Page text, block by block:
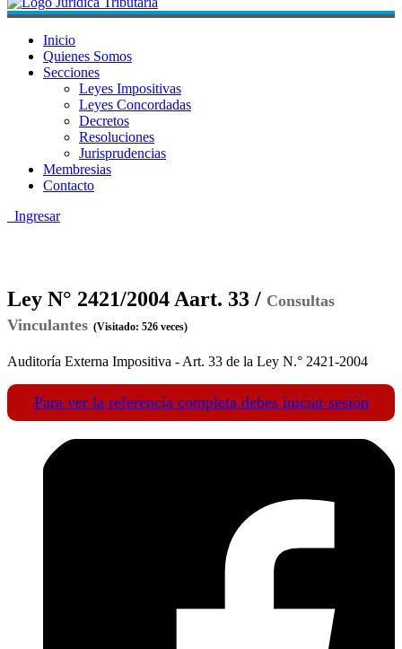
Inicio
Quienes Somos
Secciones
Leyes Impositivas
Leyes Concordadas
Decretos
Resoluciones
Jurisprudencias
Membresias
Contacto
Ingresar
Ley N° 2421/2004 Aart. 33 / Consultas
Vinculantes (Visitado: 526 veces)
Auditoría Externa Impositiva - Art. 33 de la Ley N.° 2421-2004
Para ver la referencia completa debes iniciar sesión